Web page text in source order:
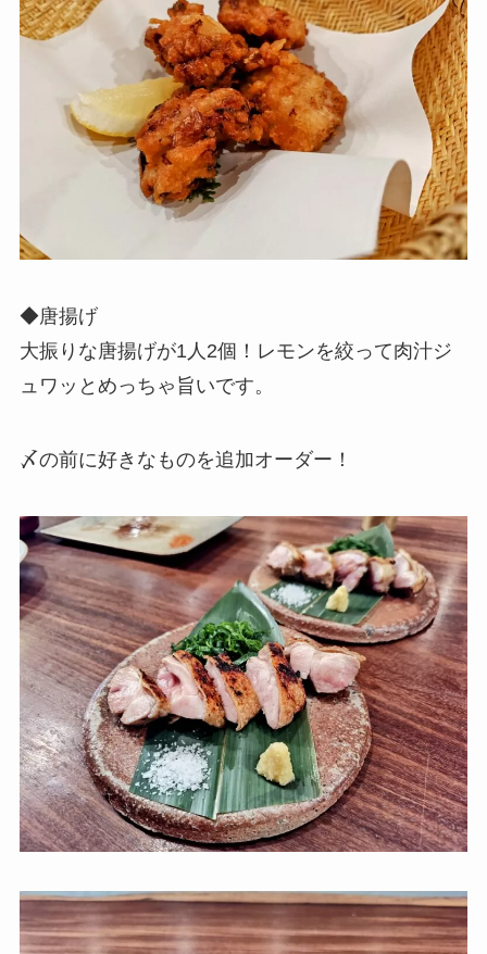
◆唐揚げ
大振りな唐揚げが1人2個！レモンを絞って肉汁ジ
ュワッとめっちゃ旨いです。
〆の前に好きなものを追加オーダー！